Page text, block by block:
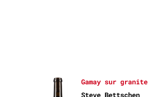
Gamay sur granite
Steve Bettschen